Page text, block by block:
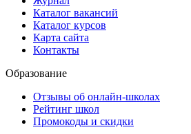
Каталог вакансий
Каталог курсов
Карта сайта
Контакты
Образование
Отзывы об онлайн-школах
Рейтинг школ
Промокоды и скидки